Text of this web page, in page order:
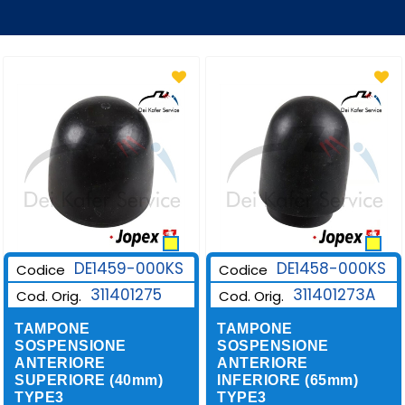
Codice DE1459-000KS
Cod. Orig. 311401275
TAMPONE
SOSPENSIONE
ANTERIORE
SUPERIORE (40mm)
TYPE3
Codice DE1458-000KS
Cod. Orig. 311401273A
TAMPONE
SOSPENSIONE
ANTERIORE
INFERIORE (65mm)
TYPE3